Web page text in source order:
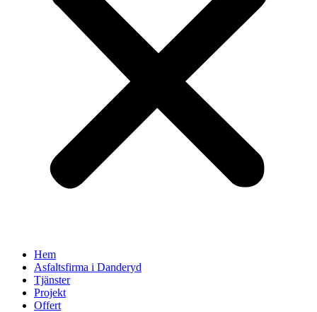
Hem
Asfaltsfirma i Danderyd
Tjänster
Projekt
Offert